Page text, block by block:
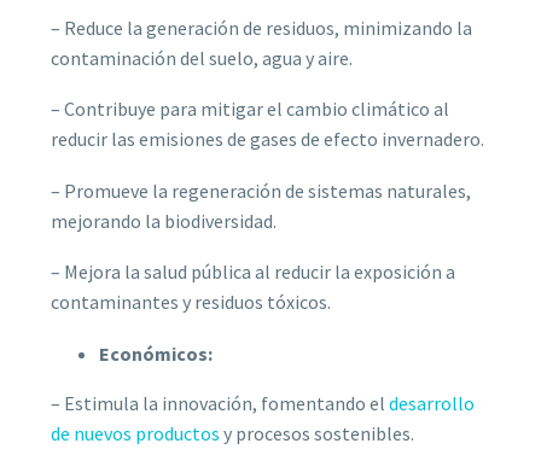
– Reduce la generación de residuos, minimizando la
contaminación del suelo, agua y aire.
– Contribuye para mitigar el cambio climático al
reducir las emisiones de gases de efecto invernadero.
– Promueve la regeneración de sistemas naturales,
mejorando la biodiversidad.
– Mejora la salud pública al reducir la exposición a
contaminantes y residuos tóxicos.
Económicos:
– Estimula la innovación, fomentando el desarrollo
de nuevos productos y procesos sostenibles.